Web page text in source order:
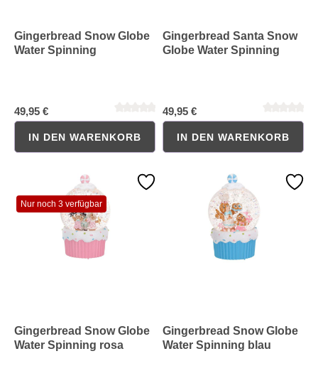
Gingerbread Snow Globe
Water Spinning
49,95 €
IN DEN WARENKORB
Gingerbread Santa Snow
Globe Water Spinning
49,95 €
IN DEN WARENKORB
Nur noch 3 verfügbar
Gingerbread Snow Globe
Water Spinning rosa
Gingerbread Snow Globe
Water Spinning blau